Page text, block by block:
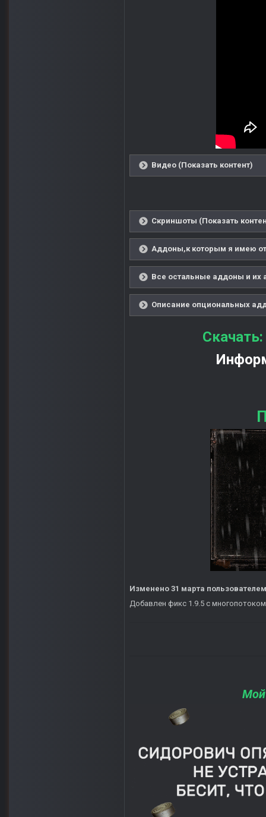
Видео (Показать контент)
Скриншоты (Показать
Аддоны,к которым я имею
Все остальные аддоны и их
Описание опциональных
Скачать:
Изменено 31 марта
Добавлен фикс 1.9.5 с